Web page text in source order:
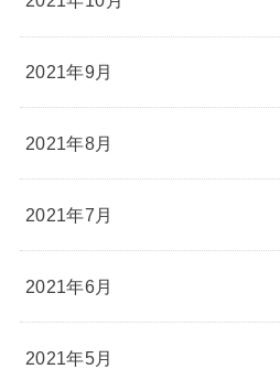
2021年9月
2021年8月
2021年7月
2021年6月
2021年5月